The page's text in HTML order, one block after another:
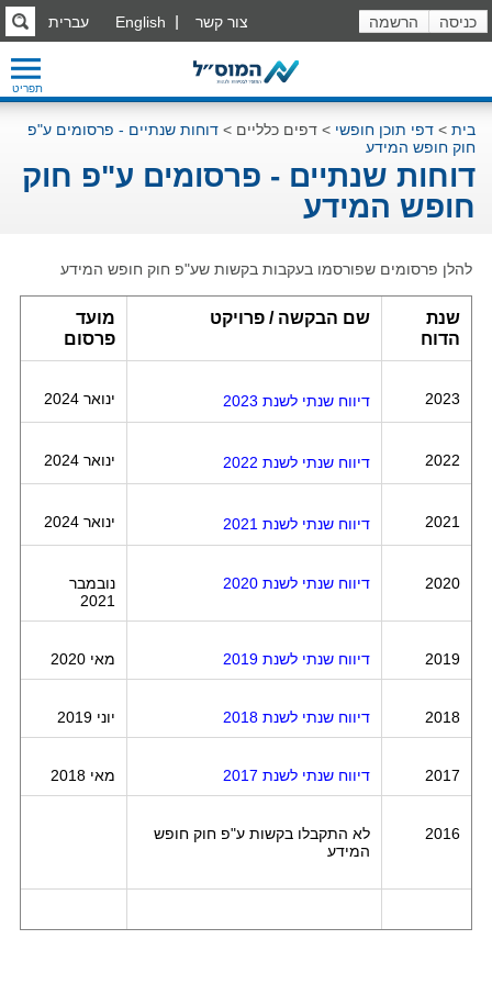
כניסה הרשמה עברית English צור קשר
תפריט
בית > דפי תוכן חופשי > דפים כלליים > דוחות שנתיים - פרסומים ע"פ
חוק חופש המידע
דוחות שנתיים - פרסומים ע"פ חוק
חופש המידע
להלן פרסומים שפורסמו בעקבות בקשות שע"פ חוק חופש המידע
שנת
הדוח
שם הבקשה / פרויקט
מועד
פרסום
2023 דיווח שנתי לשנת 2023 ינואר 2024
2022 דיווח שנתי לשנת 2022 ינואר 2024
2021 דיווח שנתי לשנת 2021 ינואר 2024
2020 דיווח שנתי לשנת 2020
נובמבר
2021
2019 דיווח שנתי לשנת 2019 מאי 2020
2018 דיווח שנתי לשנת 2018 יוני 2019
2017 דיווח שנתי לשנת 2017 מאי 2018
2016
לא התקבלו בקשות ע"פ חוק חופש
המידע